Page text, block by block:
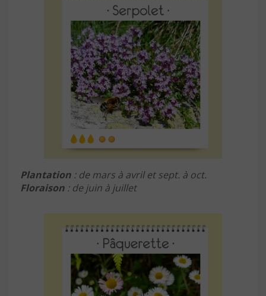
Plantation : de mars à avril et sept. à oct.
Floraison : de juin à juillet